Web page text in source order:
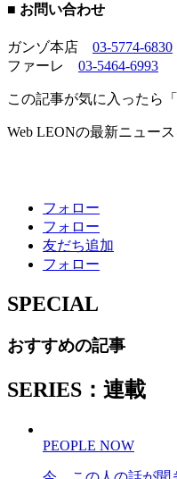
■ お問い合わせ
ガンゾ本店 03-5774-6830
ファーレ 03-5464-6993
この記事が気に入ったら
Web LEONの最新ニュース
フォロー
フォロー
友だち追加
フォロー
SPECIAL
おすすめの記事
SERIES：連載
PEOPLE NOW